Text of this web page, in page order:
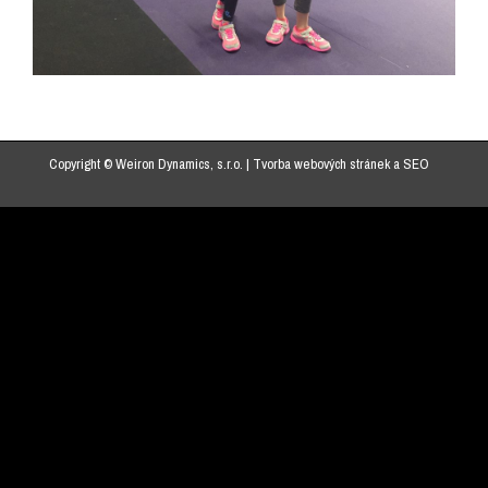
Copyright © Weiron Dynamics, s.r.o. | Tvorba webových stráneka SEO